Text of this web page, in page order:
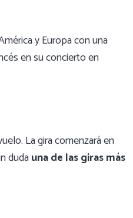
y Europa con una
en su concierto en
La gira comenzará en
dudauna de las giras más